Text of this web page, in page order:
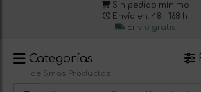
Sin pedido mínimo
Envío en: 48 - 168 h
Envío gratis
Categorías
de Smas Productos